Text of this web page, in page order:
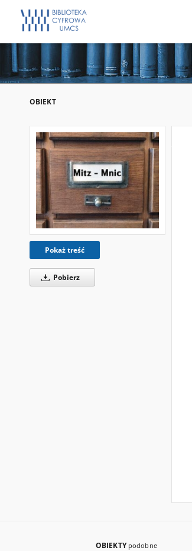
OBIEKT
Pokaż treść
Pobierz
OBIEKTY podobne